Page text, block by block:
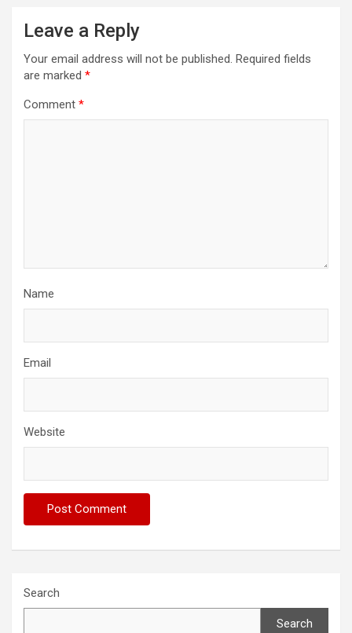
Leave a Reply
Your email address will not be published. Required fields
are marked *
Comment *
Name
Email
Website
Search
Search